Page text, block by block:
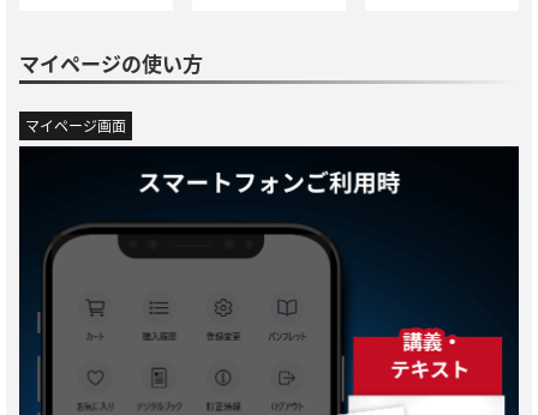
マイページの使い方
マイページ画面